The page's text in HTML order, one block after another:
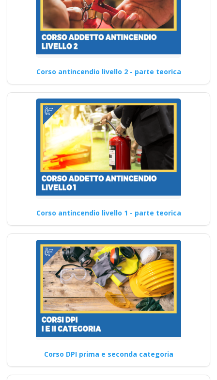
Corso antincendio livello 2 - parte teorica
Corso antincendio livello 1 - parte teorica
Corso DPI prima e seconda categoria